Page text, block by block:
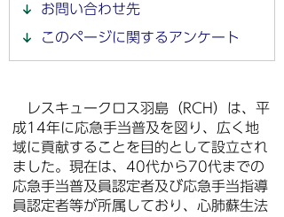
お問い合わせ先
このページに関するアンケート
レスキュークロス羽島（RCH）は、平
成14年に応急手当普及を図り、広く地
域に貢献することを目的として設立され
ました。現在は、40代から70代までの
応急手当普及員認定者及び応急手当指導
員認定者等が所属しており、心肺蘇生法